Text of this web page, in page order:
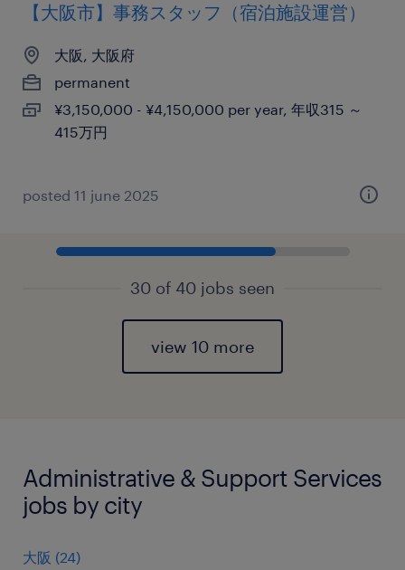
【大阪市】事務スタッフ（宿泊施設運営）
大阪, 大阪府
permanent
¥3,150,000 - ¥4,150,000 per year, 年収315 ～
415万円
posted 11 june 2025
30 of 40 jobs seen
view 10 more
Administrative & Support Services
jobs by city
大阪 (24)